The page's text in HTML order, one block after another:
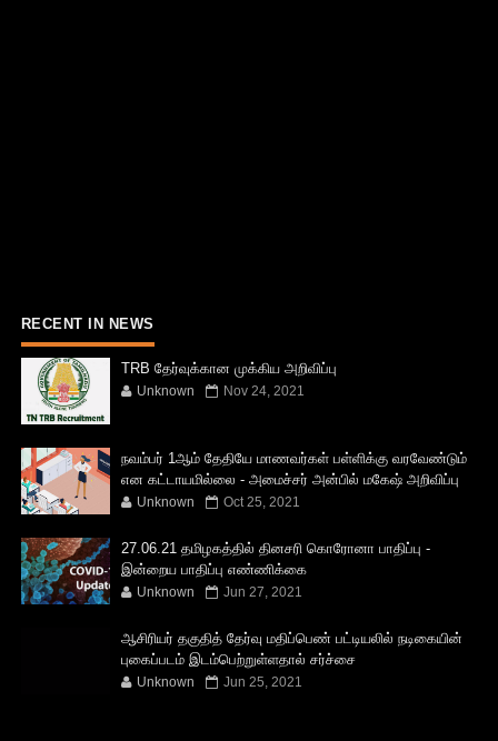
RECENT IN NEWS
TRB தேர்வுக்கான முக்கிய அறிவிப்பு
Unknown Nov 24, 2021
நவம்பர் 1ஆம் தேதியே மாணவர்கள் பள்ளிக்கு வரவேண்டும்
என கட்டாயமில்லை - அமைச்சர் அன்பில் மகேஷ் அறிவிப்பு
Unknown Oct 25, 2021
27.06.21 தமிழகத்தில் தினசரி கொரோனா பாதிப்பு -
இன்றைய பாதிப்பு எண்ணிக்கை
Unknown Jun 27, 2021
ஆசிரியர் தகுதித் தேர்வு மதிப்பெண் பட்டியலில் நடிகையின்
புகைப்படம் இடம்பெற்றுள்ளதால் சர்ச்சை
Unknown Jun 25, 2021